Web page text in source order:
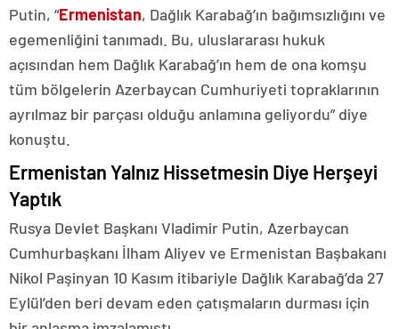
Putin, “Ermenistan, Dağlık Karabağ’ın bağımsızlığını ve
egemenliğini tanımadı. Bu, uluslararası hukuk
açısından hem Dağlık Karabağ’ın hem de ona komşu
tüm bölgelerin Azerbaycan Cumhuriyeti topraklarının
ayrılmaz bir parçası olduğu anlamına geliyordu” diye
konuştu.
Ermenistan Yalnız Hissetmesin Diye Herşeyi
Yaptık
Rusya Devlet Başkanı Vladimir Putin, Azerbaycan
Cumhurbaşkanı İlham Aliyev ve Ermenistan Başbakanı
Nikol Paşinyan 10 Kasım itibariyle Dağlık Karabağ’da 27
Eylül’den beri devam eden çatışmaların durması için